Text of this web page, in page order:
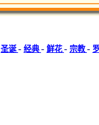
圣诞- 经典- 鲜花- 宗教-